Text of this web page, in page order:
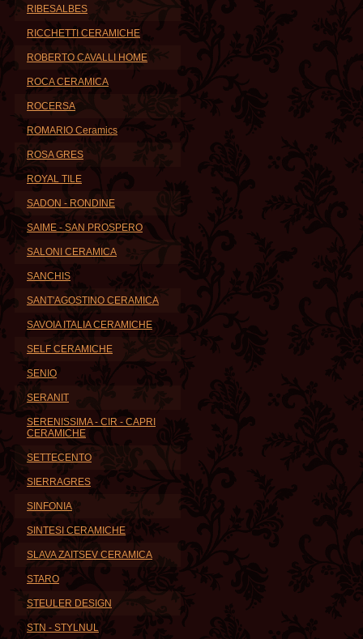
RIBESALBES
RICCHETTI CERAMICHE
ROBERTO CAVALLI HOME
ROCA CERAMICA
ROCERSA
ROMARIO Ceramics
ROSA GRES
ROYAL TILE
SADON - RONDINE
SAIME - SAN PROSPERO
SALONI CERAMICA
SANCHIS
SANT'AGOSTINO CERAMICA
SAVOIA ITALIA CERAMICHE
SELF CERAMICHE
SENIO
SERANIT
SERENISSIMA - CIR - CAPRI
CERAMICHE
SETTECENTO
SIERRAGRES
SINFONIA
SINTESI CERAMICHE
SLAVA ZAITSEV CERAMICA
STARO
STEULER DESIGN
STN - STYLNUL